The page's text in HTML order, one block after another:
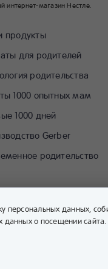
магазин Нестле.
продукты
для родителей
родительства
1000 опытных мам
1000 дней
Gerber
родительство
персональных данных,
данных о посещении